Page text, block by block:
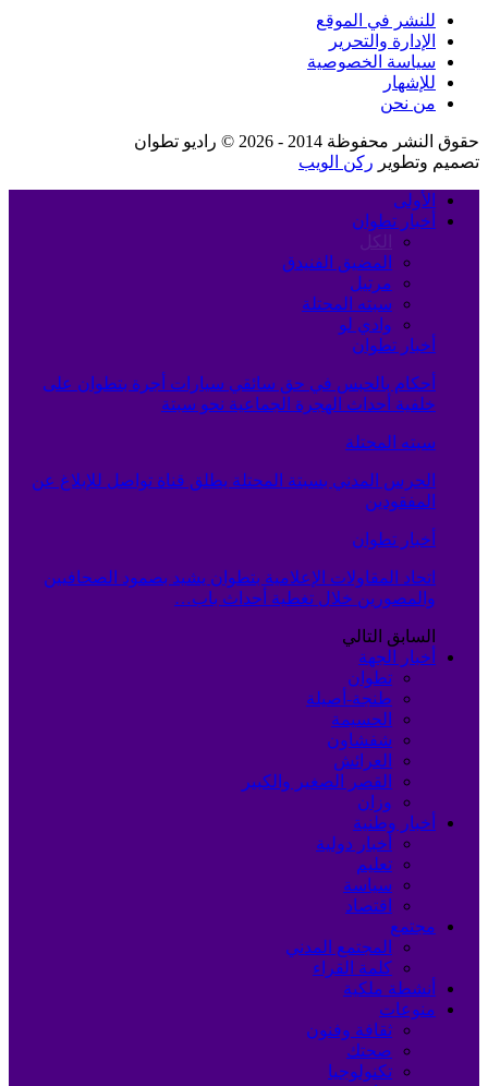
للنشر في الموقع
الإدارة والتحرير
سياسة الخصوصية
للإشهار
من نحن
حقوق النشر محفوظة 2014 - 2026 © راديو تطوان
تصميم وتطوير ركن الويب
الأولى
أخبار تطوان
الكل
المضيق الفنيدق
مرتيل
سبته المحتلة
وادي لو
أخبار تطوان
أحكام بالحبس في حق سائقي سيارات أجرة بتطوان على
خلفية أحداث الهجرة الجماعية نحو سبتة
سبته المحتلة
الحرس المدني بسبتة المحتلة يطلق قناة تواصل للإبلاغ عن
المفقودين
أخبار تطوان
اتحاد المقاولات الإعلامية بتطوان يشيد بصمود الصحافيين
والمصورين خلال تغطية أحداث باب…
السابق التالي
أخبار الجهة
تطوان
طنجة-أصيلة
الحسيمة
شفشاون
العرائش
القصر الصغير والكبير
وزان
أخبار وطنية
أخبار دولية
تعليم
سياسة
اقتصاد
مجتمع
المجتمع المدني
كلمة القراء
أنشطة ملكية
منوعات
ثقافة وفنون
صحتك
تكنولوجيا